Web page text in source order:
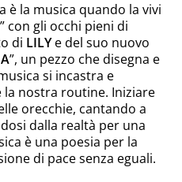
è la musica quando la vivi
con gli occhi pieni di
di LILYe del suo nuovo
”, un pezzo che disegna e
si incastra e
nostra routine. Iniziare
orecchie, cantando a
dalla realtà per una
è una poesia per la
di pace senza eguali.